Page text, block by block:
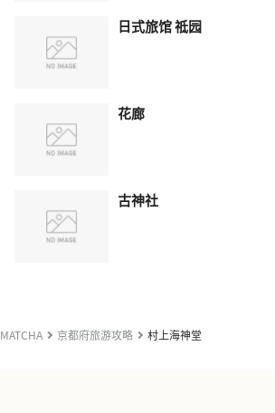
日式旅馆 祗园
花廊
古神社
MATCHA 京都府旅游攻略 村上海神堂